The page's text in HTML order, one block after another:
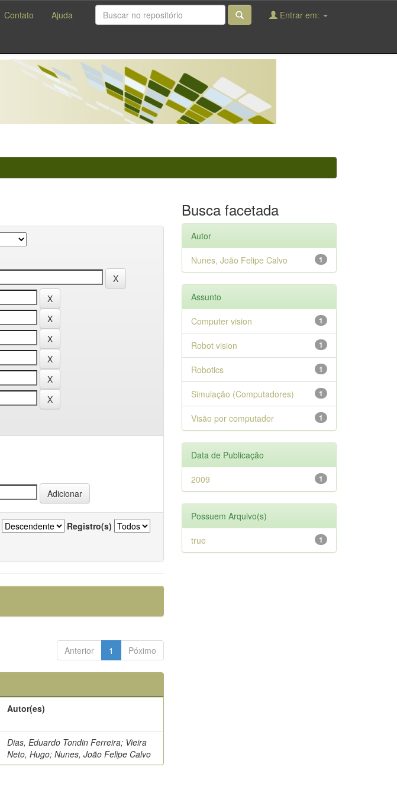
Contato Ajuda Entrar em:
Registro(s)
Anterior 1 Póximo
Autor(es)
Dias, Eduardo Tondin Ferreira; Vieira
Neto, Hugo; Nunes, João Felipe Calvo
Busca facetada
Autor
1
Nunes, João Felipe Calvo
Assunto
1
Computer vision
1
Robot vision
1
Robotics
1
Simulação (Computadores)
1
Visão por computador
Data de Publicação
1
2009
Possuem Arquivo(s)
1
true